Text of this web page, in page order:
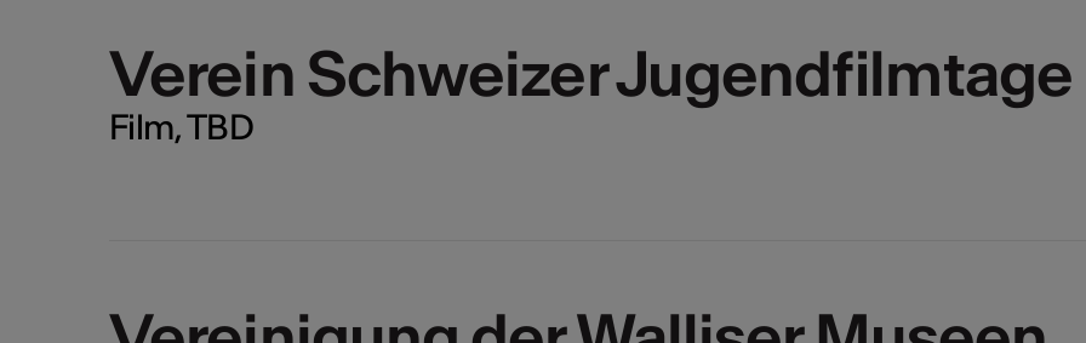
Verein Schweizer Jugendfilmtage
Film, TBD